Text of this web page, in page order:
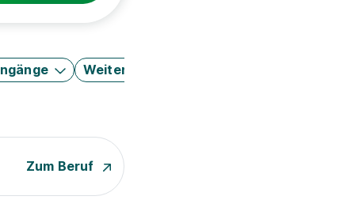
Weitere Filter
Zum Beruf